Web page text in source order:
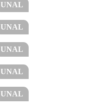
UNAL
UNAL
UNAL
UNAL
UNAL